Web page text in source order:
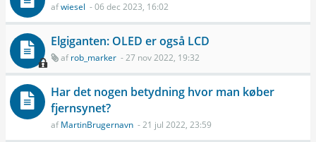
afwiesel - 06 dec 2023, 16:02
Elgiganten: OLED er også LCD
afrob_marker - 27 nov 2022, 19:32
Har det nogen betydning hvor man køber
fjernsynet?
afMartinBrugernavn - 21 jul 2022, 23:59